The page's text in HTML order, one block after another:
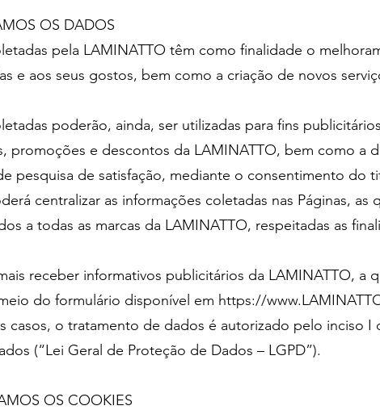
OS DADOS
pela LAMINATTO têm como finalidade o
e aos seus gostos, bem como a criação de novos
poderão, ainda, ser utilizadas para fins
promoções e descontos da LAMINATTO, bem como a
pesquisa de satisfação, mediante o consentimento do
centralizar as informações coletadas nas Páginas, as
a todas as marcas da LAMINATTO, respeitadas as
receber informativos publicitários da LAMINATTO, a
do formulário disponível em https://
casos, o tratamento de dados é autorizado pelo inciso I
(“Lei Geral de Proteção de Dados – LGPD”).
OS COOKIES